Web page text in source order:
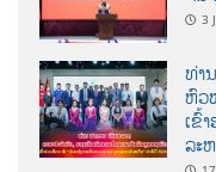
3
ທ່າ
ຫົວ
ເຂົ້
ລະ